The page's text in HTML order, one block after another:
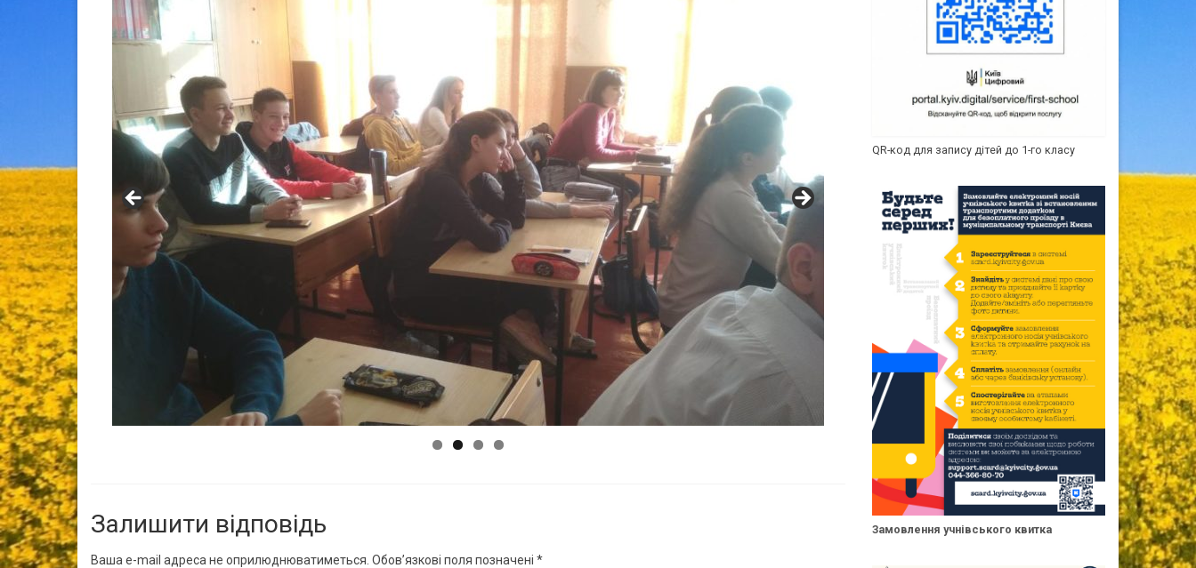
Залишити відповідь
Ваша e-mail адреса не оприлюднюватиметься. Обов’язкові поля позначені *
QR-код для запису дітей до 1-го класу
Замовлення учнівського квитка